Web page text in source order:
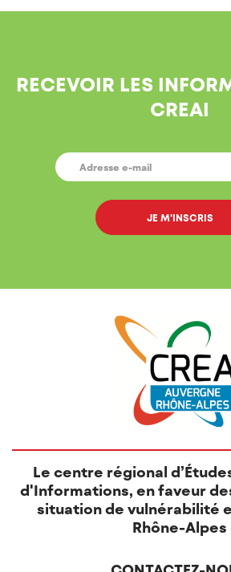
RECEVOIR LES
CREAI
E-
MAIL *
Le centre régional
d'Informations, en faveur
situation de vulnérabilité
Rhône-Alpes